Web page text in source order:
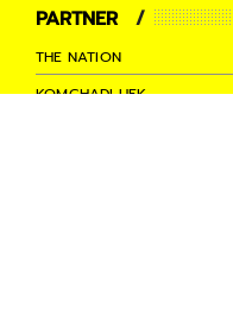
PARTNER
THE NATION
KOMCHADLUEK